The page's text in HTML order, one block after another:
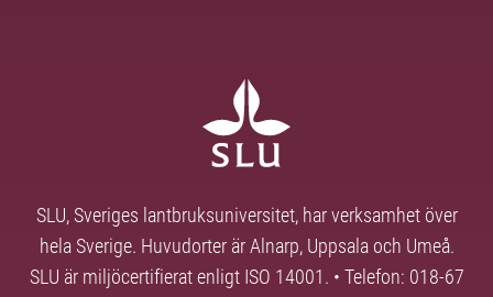
SLU, Sveriges lantbruksuniversitet, har verksamhet över
hela Sverige. Huvudorter är Alnarp, Uppsala och Umeå.
SLU är miljöcertifierat enligt ISO 14001. • Telefon: 018-67